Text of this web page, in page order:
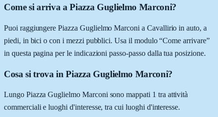
Come si arriva a Piazza Guglielmo Marconi?
Puoi raggiungere Piazza Guglielmo Marconi a Cavallirio in auto, a
piedi, in bici o con i mezzi pubblici. Usa il modulo “Come arrivare”
in questa pagina per le indicazioni passo-passo dalla tua posizione.
Cosa si trova in Piazza Guglielmo Marconi?
Lungo Piazza Guglielmo Marconi sono mappati 1 tra attività
commerciali e luoghi d'interesse, tra cui luoghi d'interesse.